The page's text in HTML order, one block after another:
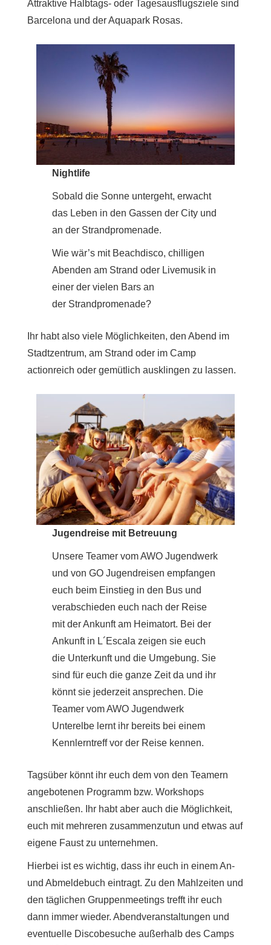
Attraktive Halbtags- oder Tagesausflugsziele sind
Barcelona und der Aquapark Rosas.
Nightlife
Sobald die Sonne untergeht, erwacht
das Leben in den Gassen der City und
an der Strandpromenade.
Wie wär’s mit Beachdisco, chilligen
Abenden am Strand oder Livemusik in
einer der vielen Bars an
der Strandpromenade?
Ihr habt also viele Möglichkeiten, den Abend im
Stadtzentrum, am Strand oder im Camp
actionreich oder gemütlich ausklingen zu lassen.
Jugendreise mit Betreuung
Unsere Teamer vom AWO Jugendwerk
und von GO Jugendreisen empfangen
euch beim Einstieg in den Bus und
verabschieden euch nach der Reise
mit der Ankunft am Heimatort. Bei der
Ankunft in L´Escala zeigen sie euch
die Unterkunft und die Umgebung. Sie
sind für euch die ganze Zeit da und ihr
könnt sie jederzeit ansprechen. Die
Teamer vom AWO Jugendwerk
Unterelbe lernt ihr bereits bei einem
Kennlerntreff vor der Reise kennen.
Tagsüber könnt ihr euch dem von den Teamern
angebotenen Programm bzw. Workshops
anschließen. Ihr habt aber auch die Möglichkeit,
euch mit mehreren zusammenzutun und etwas auf
eigene Faust zu unternehmen.
Hierbei ist es wichtig, dass ihr euch in einem An-
und Abmeldebuch eintragt. Zu den Mahlzeiten und
den täglichen Gruppenmeetings trefft ihr euch
dann immer wieder. Abendveranstaltungen und
eventuelle Discobesuche außerhalb des Camps